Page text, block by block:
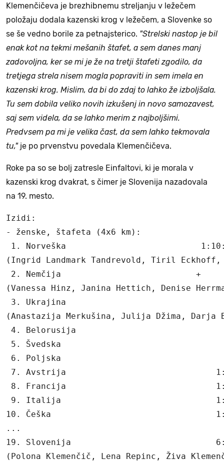
Klemenčičeva je brezhibnemu streljanju v ležečem
položaju dodala kazenski krog v ležečem, a Slovenke so
se še vedno borile za petnajsterico. "Strelski nastop je bil
enak kot na tekmi mešanih štafet, a sem danes manj
zadovoljna, ker se mi je že na tretji štafeti zgodilo, da
tretjega strela nisem mogla popraviti in sem imela en
kazenski krog. Mislim, da bi do zdaj to lahko že izboljšala.
Tu sem dobila veliko novih izkušenj in novo samozavest,
saj sem videla, da se lahko merim z najboljšimi.
Predvsem pa mi je velika čast, da sem lahko tekmovala
tu," je po prvenstvu povedala Klemenčičeva.
Roke pa so se bolj zatresle Einfaltovi, ki je morala v
kazenski krog dvakrat, s čimer je Slovenija nazadovala
na 19. mesto.
Izidi:
- ženske, štafeta (4x6 km):
1. Norveška
(Ingrid Landmark Tandrevold, Tiril
2. Nemčija                           +
(Vanessa Hinz, Janina Hettich, Denise
3. Ukrajina
(Anastazija Merkušina, Julija Džima, Darja
4. Belorusija
5. Švedska
6. Poljska
7. Avstrija
8. Francija
9. Italija
10. Češka
...
19. Slovenija
(Polona Klemenčič, Lena Repinc, Živa